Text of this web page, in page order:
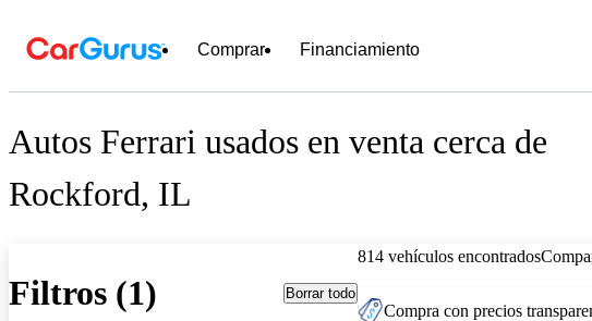
Comprar Financiamiento
Autos Ferrari usados en venta cerca de
Rockford, IL
Filtros (1) Borrar todo
814 vehículos encontrados
Compra con precios